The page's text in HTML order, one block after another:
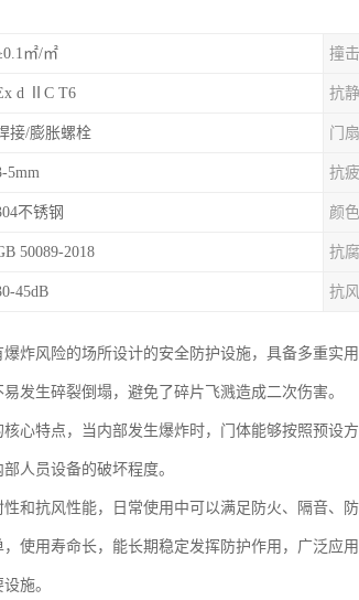
㎡/㎡ 撞
d ⅡC T6 抗
接/膨胀螺栓 门
5mm 抗
不锈钢 颜
50089-2018 抗
45dB 抗
炸风险的场所设计的安全防护设施，具备多重实
发生碎裂倒塌，避免了碎片飞溅造成二次伤害。
心特点，当内部发生爆炸时，门体能够按照预设
人员设备的破坏程度。
和抗风性能，日常使用中可以满足防火、隔音、
使用寿命长，能长期稳定发挥防护作用，广泛应
施。